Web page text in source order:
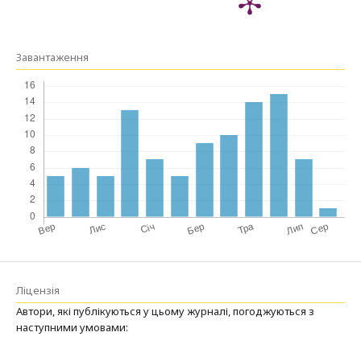
Завантаження
Ліцензія
Автори, які публікуються у цьому журналі, погоджуються з
наступними умовами: